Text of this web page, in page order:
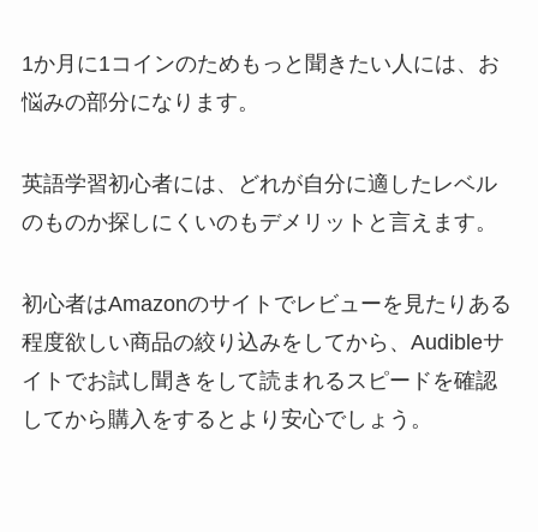
1か月に1コインのためもっと聞きたい人には、お
悩みの部分になります。
英語学習初心者には、どれが自分に適したレベル
のものか探しにくいのもデメリットと言えます。
初心者はAmazonのサイトでレビューを見たりある
程度欲しい商品の絞り込みをしてから、Audibleサ
イトでお試し聞きをして読まれるスピードを確認
してから購入をするとより安心でしょう。